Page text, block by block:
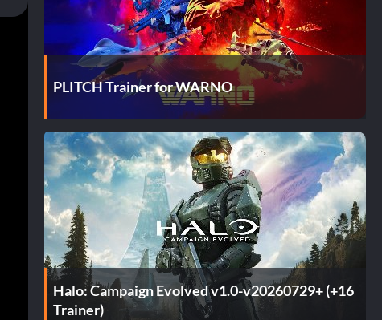
PLITCH Trainer for WARNO
Halo: Campaign Evolved v1.0-v20260729+ (+16
Trainer)